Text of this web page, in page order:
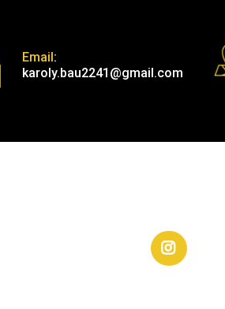
Email:
karoly.bau2241@gmail.com